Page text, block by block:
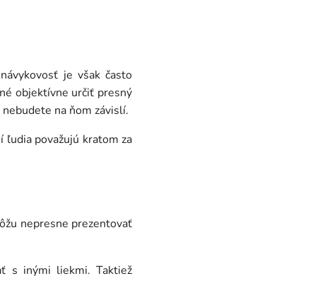
je však často
objektívne určiť presný
na ňom závislí.
ľudia považujú kratom za
nepresne prezentovať
s inými liekmi. Taktiež